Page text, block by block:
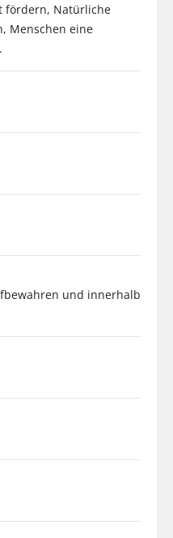
fördern, Natürliche
Menschen eine
und innerhalb